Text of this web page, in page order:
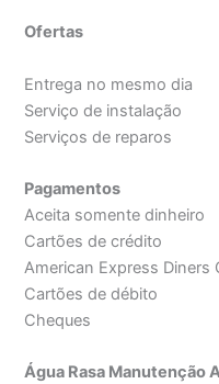
Ofertas
Entrega no mesmo dia
Serviço de instalação
Serviços de reparos
Pagamentos
Aceita somente dinheiro
Cartões de crédito
American Express Diners
Cartões de débito
Cheques
Água Rasa Manutenção